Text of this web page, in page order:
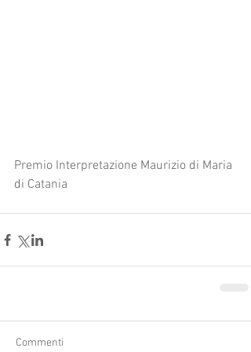
Premio Interpretazione Maurizio di Maria
di Catania
Commenti